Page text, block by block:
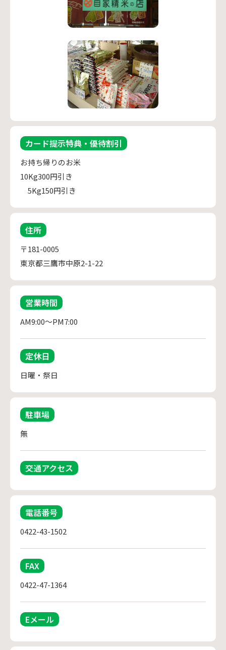
カード提示特典・優待割引
お持ち帰りのお米
10Kg300円引き
5Kg150円引き
住所
〒181-0005
東京都三鷹市中原2-1-22
営業時間
AM9:00～PM7:00
定休日
日曜・祭日
駐車場
無
交通アクセス
電話番号
0422-43-1502
FAX
0422-47-1364
Eメール